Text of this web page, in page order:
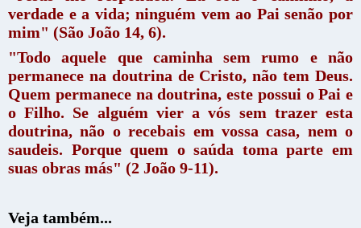
verdade e a vida; ninguém vem ao Pai senão por
mim" (São João 14, 6).
"Todo aquele que caminha sem rumo e não
permanece na doutrina de Cristo, não tem Deus.
Quem permanece na doutrina, este possui o Pai e
o Filho. Se alguém vier a vós sem trazer esta
doutrina, não o recebais em vossa casa, nem o
saudeis. Porque quem o saúda toma parte em
suas obras más" (2 João 9-11).
Veja também...